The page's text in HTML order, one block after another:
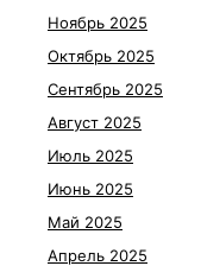
Ноябрь 2025
Октябрь 2025
Сентябрь 2025
Август 2025
Июль 2025
Июнь 2025
Май 2025
Апрель 2025